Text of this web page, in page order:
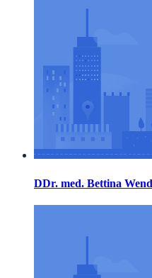
DDr. med. Bettina